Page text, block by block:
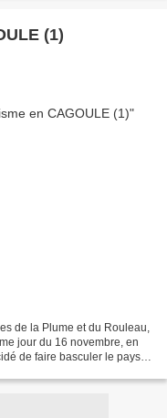
(1)
de la Plume et du Rouleau,
jour du 16 novembre, en
de faire basculer le pays